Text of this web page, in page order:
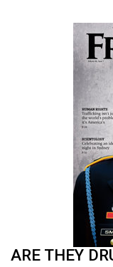
ARE THEY